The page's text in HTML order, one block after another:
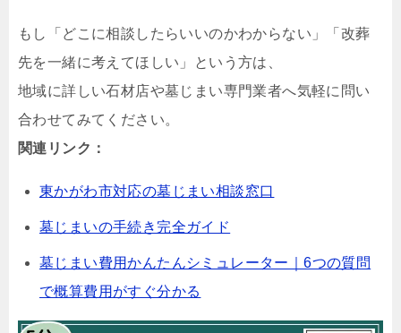
もし「どこに相談したらいいのかわからない」「改葬
先を一緒に考えてほしい」という方は、
地域に詳しい石材店や墓じまい専門業者へ気軽に問い
合わせてみてください。
関連リンク：
東かがわ市対応の墓じまい相談窓口
墓じまいの手続き完全ガイド
墓じまい費用かんたんシミュレーター｜6つの質問
で概算費用がすぐ分かる